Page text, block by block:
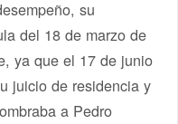
su
del 18 de marzo de
ya que el 17 de junio
juicio de residencia y
a Pedro